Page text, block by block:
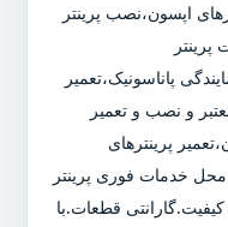
اپسون،نصب پرینتر
پاناسونیک،تعمیر
و نصب و تعمیر
پرینترهای
محل خدمات فوری پرینتر
قطعات.با